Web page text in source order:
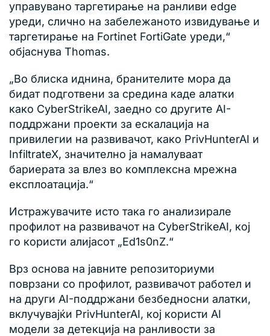
управувано таргетирање на ранливи edge
уреди, слично на забележаното извидување и
таргетирање на Fortinet FortiGate уреди,“
објаснува Thomas.
„Во блиска иднина, бранителите мора да
бидат подготвени за средина каде алатки
како CyberStrikeAI, заедно со другите AI-
поддржани проекти за ескалација на
привилегии на развивачот, како PrivHunterAI и
InfiltrateX, значително ја намалуваат
бариерата за влез во комплексна мрежна
експлоатација.“
Истражувачите исто така го анализирале
профилот на развивачот на CyberStrikeAI, кој
го користи алијасот „Ed1s0nZ.“
Врз основа на јавните репозиториуми
поврзани со профилот, развивачот работел и
на други AI-поддржани безбедносни алатки,
вклучувајќи PrivHunterAI, кој користи AI
модели за детекција на ранливости за